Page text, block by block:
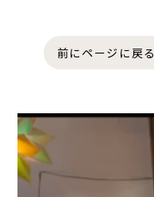
前にページに戻る